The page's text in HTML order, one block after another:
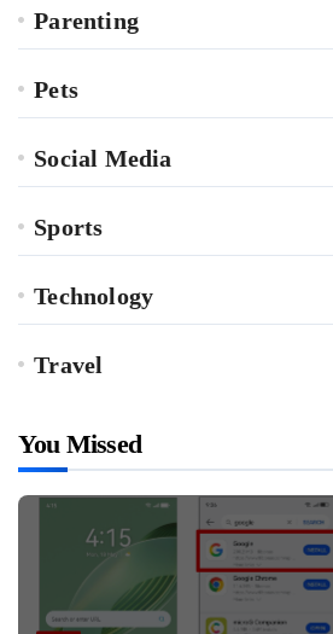
Parenting
Pets
Social Media
Sports
Technology
Travel
You Missed